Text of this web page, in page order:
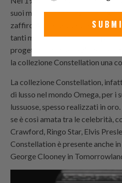
suoi modelli hanno avuto artigli
zaffiro.Anche se questa
tanti modelli quanto le due
progettato alla perfezione.
la collezione Constellation una
La collezione Constellation,
di lusso nel mondo Omega, per i
lussuose, spesso realizzati in
se è così amata tra le celebrità,
Crawford, Ringo Star, Elvis
Constellation è presente anche
George Clooney in